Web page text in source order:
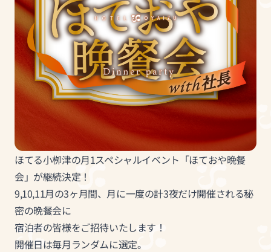
ほてる小栁津の月1スペシャルイベント「ほておや晩餐
会」が継続決定！
9,10,11月の3ヶ月間、月に一度の計3夜だけ開催される秘
密の晩餐会に
宿泊者の皆様をご招待いたします！
開催日は毎月ランダムに選定。